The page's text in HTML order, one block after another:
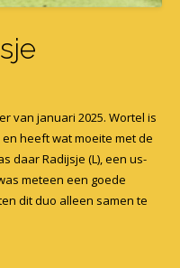
van januari 2025. Wortel is
heeft wat moeite met de
daar Radijsje (L), een us-
meteen een goede
dit duo alleen samen te